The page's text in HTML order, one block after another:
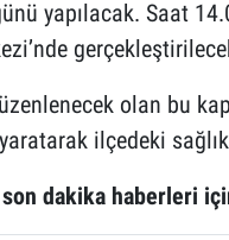
yapılacak. Saat
olan bu
ilçedeki
son dakika haberleri